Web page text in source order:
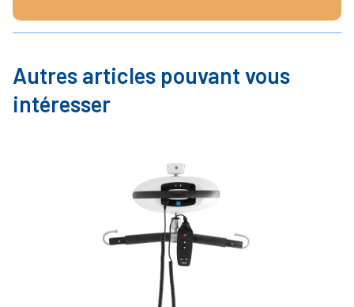
Autres articles pouvant vous
intéresser